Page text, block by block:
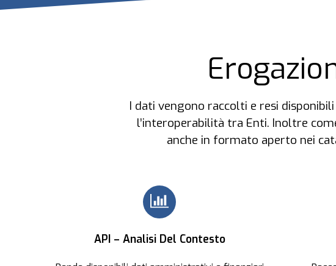
I dati vengono raccolti e resi
l’interoperabilità tra Enti. Inoltre
anche in formato aperto nei
API – Analisi Del Contesto